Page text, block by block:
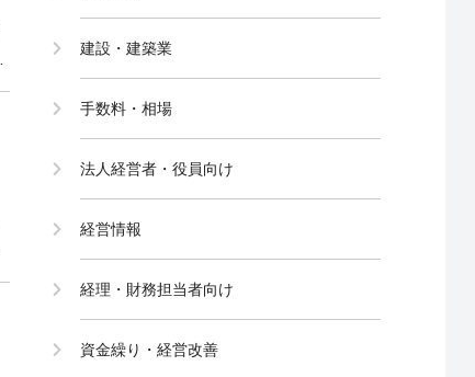
建設・建築業
手数料・相場
法人経営者・役員向け
経営情報
経理・財務担当者向け
資金繰り・経営改善